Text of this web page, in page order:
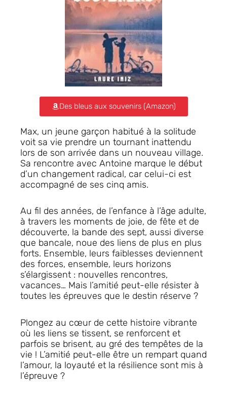
Des bleus aux souvenirs (Amazon)
Max, un jeune garçon habitué à la solitude
voit sa vie prendre un tournant inattendu
lors de son arrivée dans un nouveau village.
Sa rencontre avec Antoine marque le début
d’un changement radical, car celui-ci est
accompagné de ses cinq amis.
Au fil des années, de l’enfance à l’âge adulte,
à travers les moments de joie, de fête et de
découverte, la bande des sept, aussi diverse
que bancale, noue des liens de plus en plus
forts. Ensemble, leurs faiblesses deviennent
des forces, ensemble, leurs horizons
s’élargissent : nouvelles rencontres,
vacances… Mais l’amitié peut-elle résister à
toutes les épreuves que le destin réserve ?
Plongez au cœur de cette histoire vibrante
où les liens se tissent, se renforcent et
parfois se brisent, au gré des tempêtes de la
vie ! L’amitié peut-elle être un rempart quand
l’amour, la loyauté et la résilience sont mis à
l’épreuve ?